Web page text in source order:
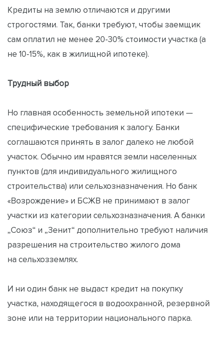
Кредиты на землю отличаются и другими
строгостями. Так, банки требуют, чтобы заемщик
сам оплатил не менее 20-30% стоимости участка (а
не 10-15%, как в жилищной ипотеке).
Трудный выбор
Но главная особенность земельной ипотеки —
специфические требования к залогу. Банки
соглашаются принять в залог далеко не любой
участок. Обычно им нравятся земли населенных
пунктов (для индивидуального жилищного
строительства) или сельхозназначения. Но банк
«Возрождение» и БСЖВ не принимают в залог
участки из категории сельхозназначения. А банки
„Союз“ и „Зенит“ дополнительно требуют наличия
разрешения на строительство жилого дома
на сельхозземлях.
И ни один банк не выдаст кредит на покупку
участка, находящегося в водоохранной, резервной
зоне или на территории национального парка.